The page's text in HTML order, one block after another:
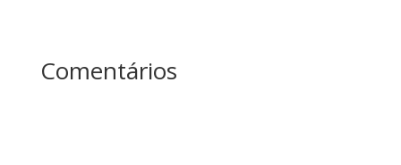
Comentários